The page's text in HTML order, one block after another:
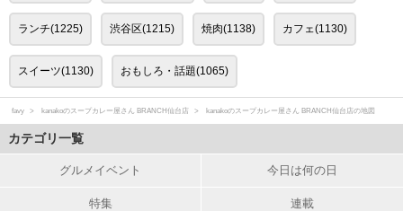
ランチ(1225) 渋谷区(1215) 焼肉(1138) カフェ(1130)
スイーツ(1130) おもしろ・話題(1065)
favy kanakoのスープカレー屋さん BRANCH仙台店 kanakoのスープカレー屋さん BRANCH仙台店の地図
カテゴリ一覧
グルメイベント 今日は何の日
特集 連載